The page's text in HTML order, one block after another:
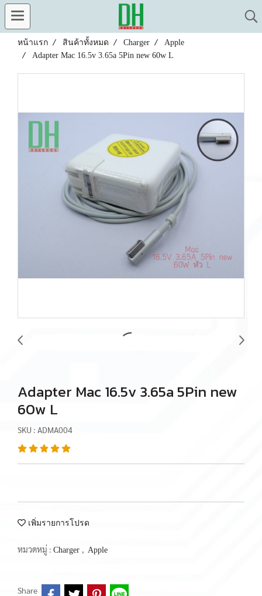
หน้าแรก สินค้าทั้งหมด Charger
Apple
Adapter Mac 16.5v 3.65a 5Pin new 60w L
Adapter Mac 16.5v 3.65a 5Pin new
60w L
SKU : ADMA004
เพิ่มรายการโปรด
หมวดหมู่ : Charger , Apple
Share